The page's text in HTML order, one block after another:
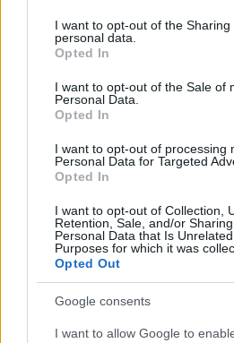
not limited to your visit or usage
grant or deny consent to Google
use your data for below specified
consent section.
I want to opt-out of the Sharing
personal data.
Opted In
I want to opt-out of the Sale of
Personal Data.
Opted In
I want to opt-out of processing
Personal Data for Targeted
Opted In
I want to opt-out of Collection,
Retention, Sale, and/or
Personal Data that Is
Purposes for which it was
Opted Out
Google consents
I want to allow Google to
Continua a leggere
LIFESTYLE